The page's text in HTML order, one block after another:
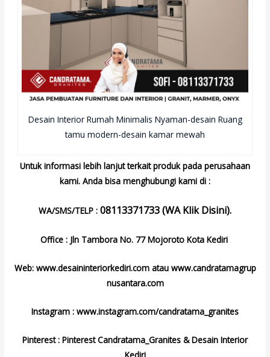
Desain Interior Rumah Minimalis Nyaman-desain Ruang
tamu modern-desain kamar mewah
Untuk informasi lebih lanjut terkait produk pada perusahaan
kami. Anda bisa menghubungi kami di :
WA/SMS/TELP : 08113371733 (WA Klik Disini).
Office : Jln Tambora No. 77 Mojoroto Kota Kediri
Web: www.desaininteriorkediri.com atau www.candratamagrup
nusantara.com
Instagram : www.instagram.com/candratama_granites
Pinterest : Pinterest Candratama_Granites &Desain Interior